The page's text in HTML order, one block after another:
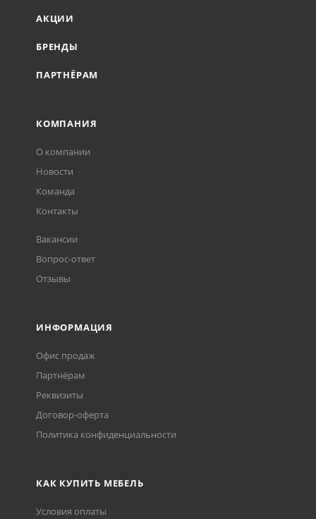
АКЦИИ
БРЕНДЫ
ПАРТНЁРАМ
КОМПАНИЯ
О компании
Новости
Команда
Контакты
Вакансии
Вопрос-ответ
Отзывы
ИНФОРМАЦИЯ
Офис продаж
Партнёрам
Реквизиты
Договор-оферта
Политика конфиденциальности
КАК КУПИТЬ МЕБЕЛЬ
Условия оплаты